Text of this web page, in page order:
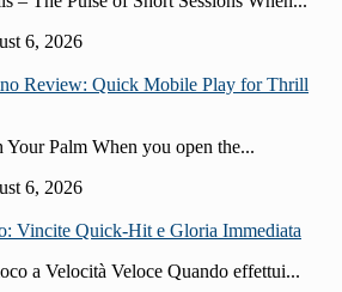
6, 2026
Review: Quick Mobile Play for Thrill
Palm When you open the...
6, 2026
Vincite Quick‑Hit e Gloria Immediata
a Velocità Veloce Quando effettui...